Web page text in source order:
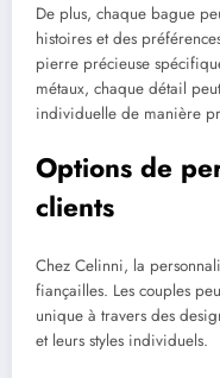
De plus, chaque bague
histoires et des
pierre précieuse
métaux, chaque détail
individuelle de manière
Options de
clients
Chez Celinni, la
fiançailles. Les couples
unique à travers des
et leurs styles individuels.